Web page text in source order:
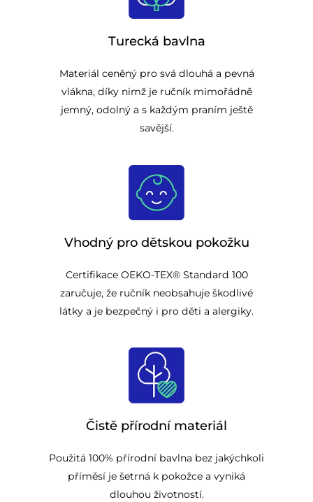
Turecká bavlna
Materiál ceněný pro svá dlouhá a pevná
vlákna, díky nimž je ručník mimořádně
jemný, odolný a s každým praním ještě
savější.
Vhodný pro dětskou pokožku
Certifikace OEKO-TEX® Standard 100
zaručuje, že ručník neobsahuje škodlivé
látky a je bezpečný i pro děti a alergiky.
Čistě přírodní materiál
Použitá 100% přírodní bavlna bez jakýchkoli
příměsí je šetrná k pokožce a vyniká
dlouhou životností.